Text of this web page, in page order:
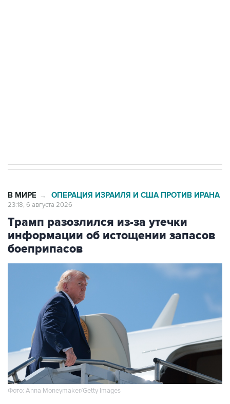
В МИРЕ → ОПЕРАЦИЯ ИЗРАИЛЯ И США ПРОТИВ ИРАНА
23:18, 6 августа 2026
Трамп разозлился из-за утечки
информации об истощении запасов
боеприпасов
Фото: Anna Moneymaker/Getty Images